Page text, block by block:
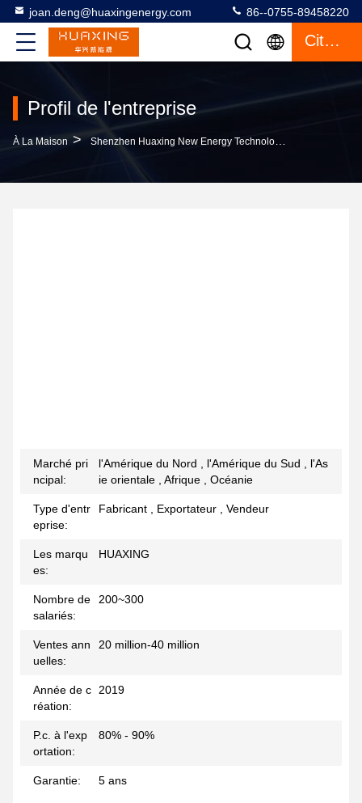
joan.deng@huaxingenergy.com 86--0755-89458220
Citation
Profil de l'entreprise
À La Maison > Shenzhen Huaxing New Energy Technology Co.,Ltd Profil De L'entreprise
Marché pri
ncipal:
l'Amérique du Nord , l'Amérique du Sud , l'As
ie orientale , Afrique , Océanie
Type d'entr
eprise:
Fabricant , Exportateur , Vendeur
Les marqu
es:
HUAXING
Nombre de
salariés:
200~300
Ventes ann
uelles:
20 million-40 million
Année de c
réation:
2019
P.c. à l'exp
ortation:
80% - 90%
Garantie: 5 ans